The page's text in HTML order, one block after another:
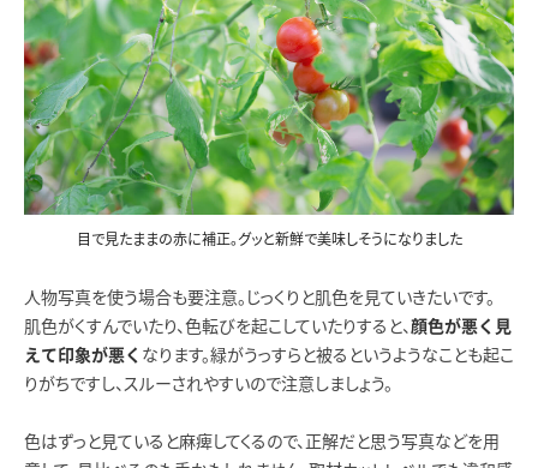
目で見たままの赤に補正。グッと新鮮で美味しそうになりました
人物写真を使う場合も要注意。じっくりと肌色を見ていきたいです。
肌色がくすんでいたり、色転びを起こしていたりすると、顔色が悪く見
えて印象が悪く なります。緑がうっすらと被るというようなことも起こ
りがちですし、スルーされやすいので注意しましょう。
色はずっと見ていると麻痺してくるので、正解だと思う写真などを用